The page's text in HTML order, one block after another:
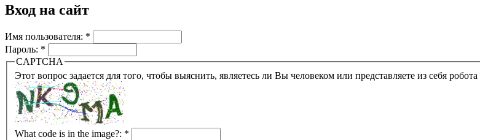
Вход на сайт
Имя пользователя: *
Пароль: *
CAPTCHA
Этот вопрос задается для того, чтобы выяснить, являетесь ли Вы человеком или
What code is in the image?: *